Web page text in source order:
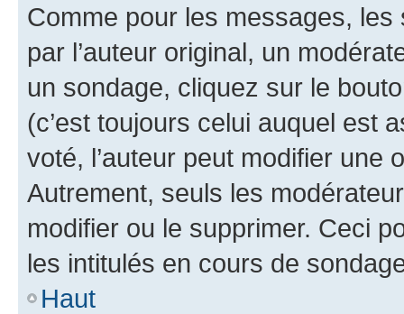
Comme pour les messages,
par l’auteur original, un
un sondage, cliquez sur le
(c’est toujours celui auquel est
voté, l’auteur peut modifier une
Autrement, seuls les
modifier ou le supprimer. Ceci
les intitulés en cours de
Haut